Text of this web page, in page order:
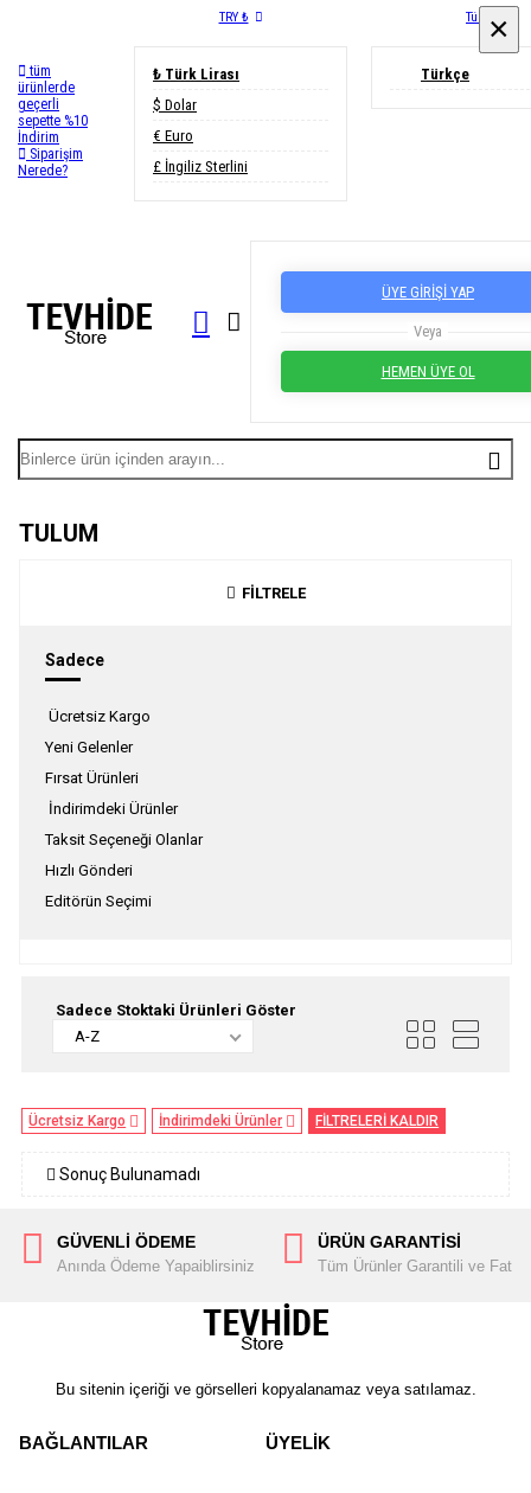
tüm
ürünlerde
geçerli
sepette %10
İndirim
Siparişim
Nerede?
TRY ₺
₺ Türk Lirası
$ Dolar
€ Euro
£ İngiliz Sterlini
Türkçe
Türkçe
ÜYE GİRİŞİ YAP
Veya
HEMEN ÜYE OL
TULUM
FİLTRELE
Sadece
Ücretsiz Kargo
Yeni Gelenler
Fırsat Ürünleri
İndirimdeki Ürünler
Taksit Seçeneği Olanlar
Hızlı Gönderi
Editörün Seçimi
Sadece Stoktaki Ürünleri Göster
A-Z
Ücretsiz Kargo İndirimdeki Ürünler FİLTRELERİ KALDIR
Sonuç Bulunamadı
GÜVENLİ ÖDEME
Anında Ödeme Yapaiblirsiniz
ÜRÜN GARANTİSİ
Tüm Ürünler Garantili ve
Bu sitenin içeriği ve görselleri kopyalanamaz veya satılamaz.
BAĞLANTILAR ÜYELİK
×
×